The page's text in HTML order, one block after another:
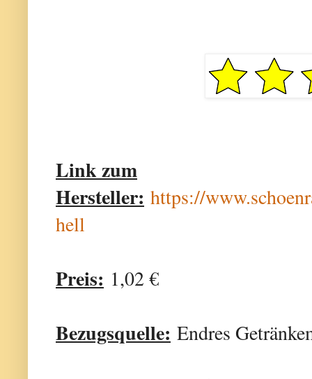
Link zum
Hersteller: https://
hell
Preis: 1,02 €
Bezugsquelle: Endres